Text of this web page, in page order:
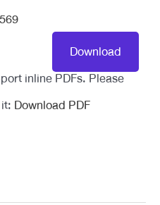
Download
inline PDFs. Please
Download PDF